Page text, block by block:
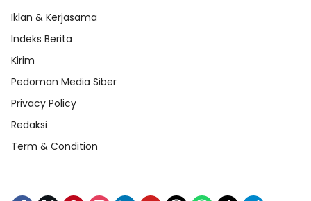
Iklan & Kerjasama
Indeks Berita
Kirim
Pedoman Media Siber
Privacy Policy
Redaksi
Term & Condition